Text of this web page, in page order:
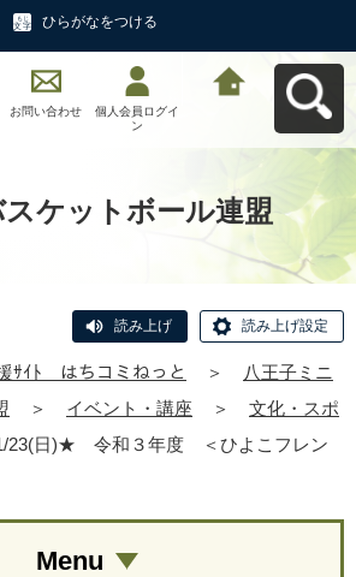
ひらがなをつける
お問い合わせ
個人会員ログイ
ン
ケットボール連盟
読み上げ 読み上げ設定
ｻｲﾄ はちコミねっと ＞
八王子ミニ
＞ イベント・講座 ＞
文化・スポ
23(日)★ 令和３年度 ＜ひよこフレン
Menu